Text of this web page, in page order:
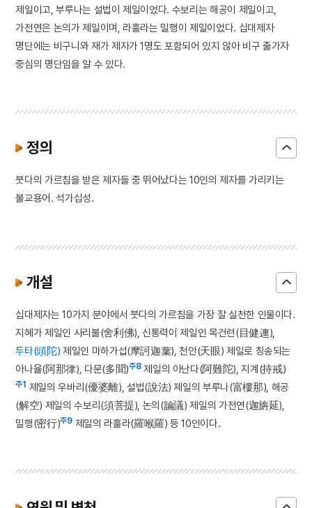
제일이고, 부루나는 설법이 제일이었다. 수보리는 해공이 제일이고,
가전연은 논의가 제일이며, 라훌라는 밀행이 제일이었다. 십대제자
명단에는 비구니와 재가 제자가 1명도 포함되어 있지 않아 비구 출가자
중심의 명단임을 알 수 있다.
정의
붓다의 가르침을 받은 제자들 중 뛰어났다는 10인의 제자를 가리키는
불교용어. 석가십성.
개설
십대제자는 10가지 분야에서 붓다의 가르침을 가장 잘 실천한 인물이다.
지혜가 제일인 사리불(舍利佛), 신통력이 제일인 목건련(目健連),
두타(頭陀) 제일인 마하가섭(摩訶迦葉), 천안(天眼) 제일로 칭송되는
아나율(阿那律), 다문(多聞)주8제일의 아난다(阿難陀), 지계(持戒)
주1 제일의 우바리(優婆離), 설법(說法) 제일의 부루나(富樓那), 해공
(解空) 제일의 수보리(須菩提), 논의(論議) 제일의 가전연(迦旃延),
밀행(密行)주9 제일의 라훌라(羅喉羅) 등 10인이다.